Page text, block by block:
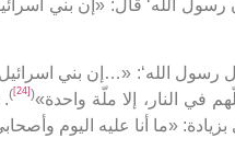
رسول الله‘ قال: «إن بني
رسول الله‘: «…إن بني
في النار، إلا ملّة واحدة»(
[24]
)
.
«ما أنا عليه اليوم